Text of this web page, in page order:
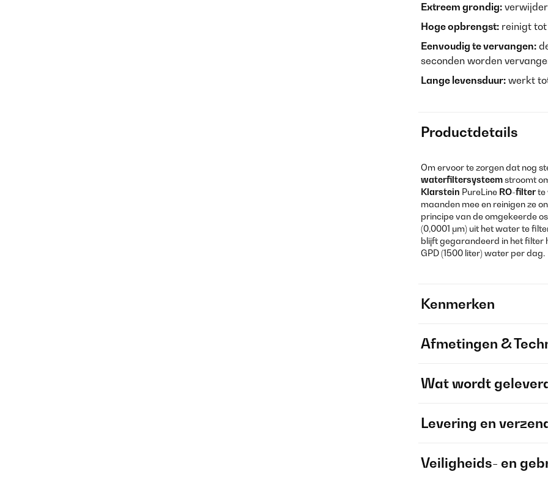
Extreem grondig:
Hoge opbrengst: reinigt
Eenvoudig te vervangen:
seconden worden
Lange levensduur: werkt
Productdetails
Om ervoor te zorgen dat nog
waterfiltersysteemstroomt
Klarstein PureLine RO-filterte
maanden mee en reinigen ze
principe van de omgekeerde
(0,0001 μm) uit het water te
blijft gegarandeerd in het filter
GPD (1500 liter) water per dag.
Kenmerken
Afmetingen &
Wat wordt
Levering en
Veiligheids- en